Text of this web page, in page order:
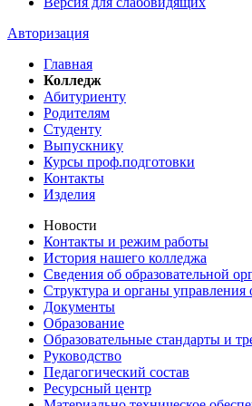
Авторизация
Главная
Колледж
Абитуриенту
Родителям
Студенту
Выпускнику
Курсы проф.подготовки
Контакты
Изделия
Новости
Контакты и режим работы
История нашего колледжа
Сведения об образовательной
Структура и органы управления
Документы
Образование
Образовательные стандарты и
Руководство
Педагогический состав
Ресурсный центр